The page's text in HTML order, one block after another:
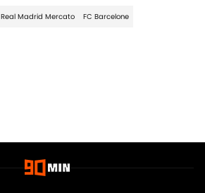
Real Madrid Mercato FC Barcelone